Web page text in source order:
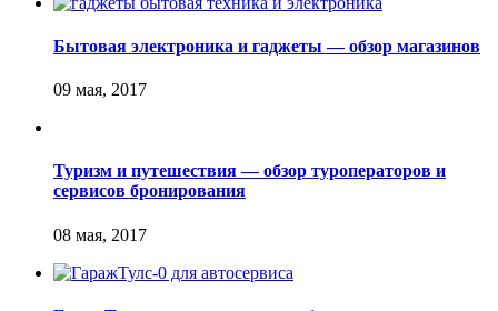
Бытовая электроника и гаджеты — обзор магазинов
Туризм и путешествия — обзор туроператоров и
сервисов бронирования